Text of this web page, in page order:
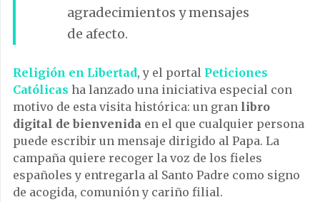
agradecimientos y mensajes
de afecto.
Religión en Libertad, y el portal Peticiones
Católicas ha lanzado una iniciativa especial con
motivo de esta visita histórica: un gran libro
digital de bienvenida en el que cualquier persona
puede escribir un mensaje dirigido al Papa. La
campaña quiere recoger la voz de los fieles
españoles y entregarla al Santo Padre como signo
de acogida, comunión y cariño filial.